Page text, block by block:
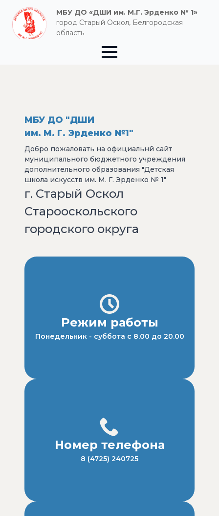
МБУ ДО «ДШИ им. М.Г. Эрденко № 1»
город Старый Оскол, Белгородская
область
МБУ ДО "ДШИ
им. М. Г. Эрденко №1"
Добро пожаловать на официальнй сайт
муниципального бюджетного учреждения
дополнительного образования "Детская
школа искусств им. М. Г. Эрденко № 1"
г. Старый Оскол
Старооскольского
городского округа
Режим работы
Понедельник - суббота с 8.00 до 20.00
Номер телефона
8 (4725) 240725